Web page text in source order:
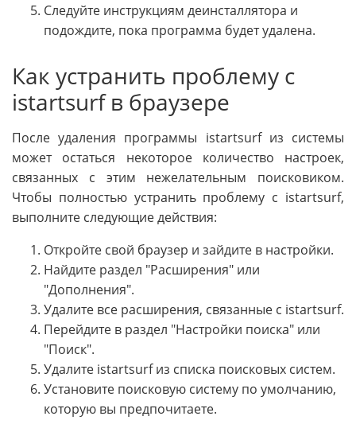
Следуйте инструкциям деинсталлятора и
подождите, пока программа будет удалена.
Как устранить проблему с
istartsurf в браузере
После удаления программы istartsurf из системы
может остаться некоторое количество настроек,
связанных с этим нежелательным поисковиком.
Чтобы полностью устранить проблему с istartsurf,
выполните следующие действия:
Откройте свой браузер и зайдите в настройки.
Найдите раздел "Расширения" или
"Дополнения".
Удалите все расширения, связанные с istartsurf.
Перейдите в раздел "Настройки поиска" или
"Поиск".
Удалите istartsurf из списка поисковых систем.
Установите поисковую систему по умолчанию,
которую вы предпочитаете.